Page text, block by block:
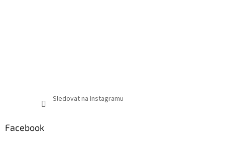
Sledovat na Instagramu
Facebook